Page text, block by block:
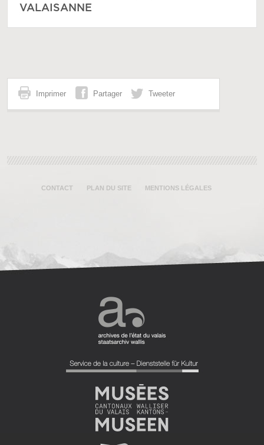
VALAISANNE
Imprimer Partager Tweeter
CONTACT PLAN DU SITE MENTIONS LÉGALES